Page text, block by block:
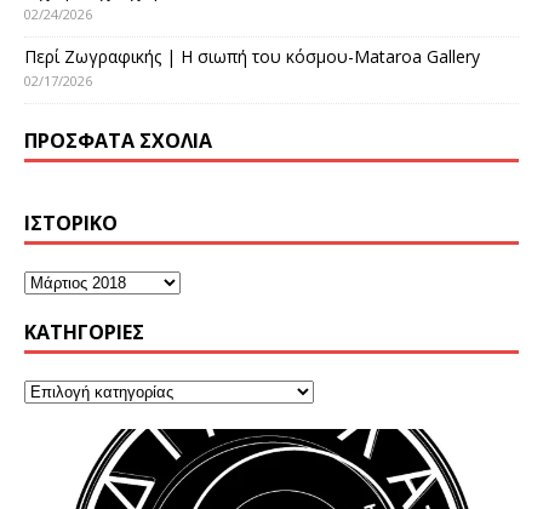
02/24/2026
Περί Ζωγραφικής | Η σιωπή του κόσμου-Mataroa Gallery
02/17/2026
ΠΡΌΣΦΑΤΑ ΣΧΌΛΙΑ
ΙΣΤΟΡΙΚΌ
KΑΤΗΓΟΡΊΕΣ